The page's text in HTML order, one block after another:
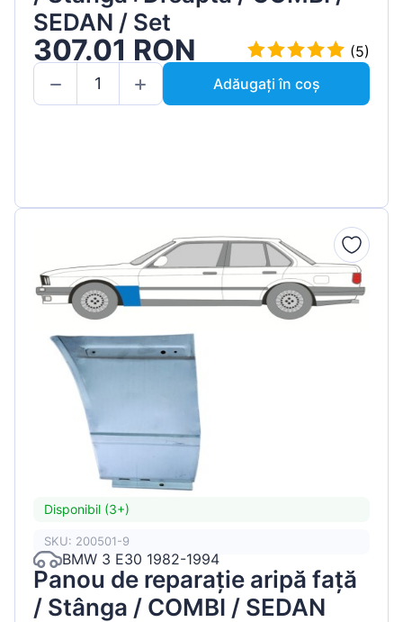
SEDAN / Set
307.01 RON
(5)
Adăugați în coș
Disponibil (3+)
SKU: 200501-9
BMW 3 E30 1982-1994
Panou de reparație aripă față
/ Stânga / COMBI / SEDAN